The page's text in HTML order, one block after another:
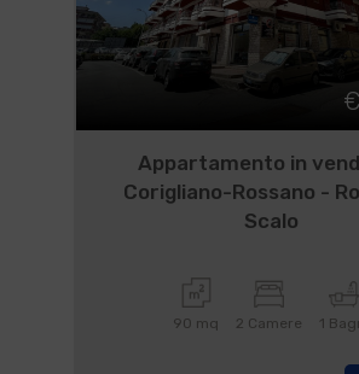
Appartamento in
Corigliano-Rossano -
Scalo
90 mq 2 Camere 1